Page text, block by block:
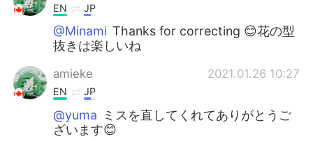
EN JP
@Minami Thanks for correcting 😊花の型
抜きは楽しいね
amieke 2021.01.26 10:27
EN JP
@yuma
ミスを直してくれてありがとうご
ざいます😊